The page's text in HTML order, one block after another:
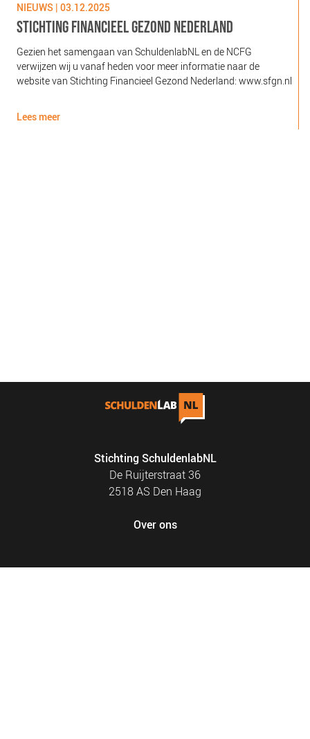
NIEUWS | 03.12.2025
STICHTING FINANCIEEL GEZOND NEDERLAND
Gezien het samengaan van SchuldenlabNL en de NCFG
verwijzen wij u vanaf heden voor meer informatie naar de
website van Stichting Financieel Gezond Nederland: www.sfgn.nl
Lees meer
Stichting SchuldenlabNL
De Ruijterstraat 36
2518 AS Den Haag
Over ons